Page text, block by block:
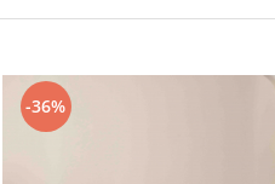
-36%